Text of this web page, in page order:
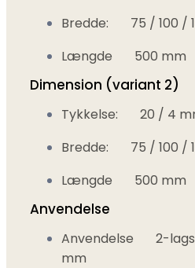
Bredde:
75 / 100 /
Længde
500 mm
Dimension (variant 2)
Tykkelse:
20 / 4
Bredde:
75 / 100 /
Længde
500 mm
Anvendelse
Anvendelse
2-
mm